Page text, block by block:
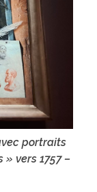
portraits
vers 1757 –